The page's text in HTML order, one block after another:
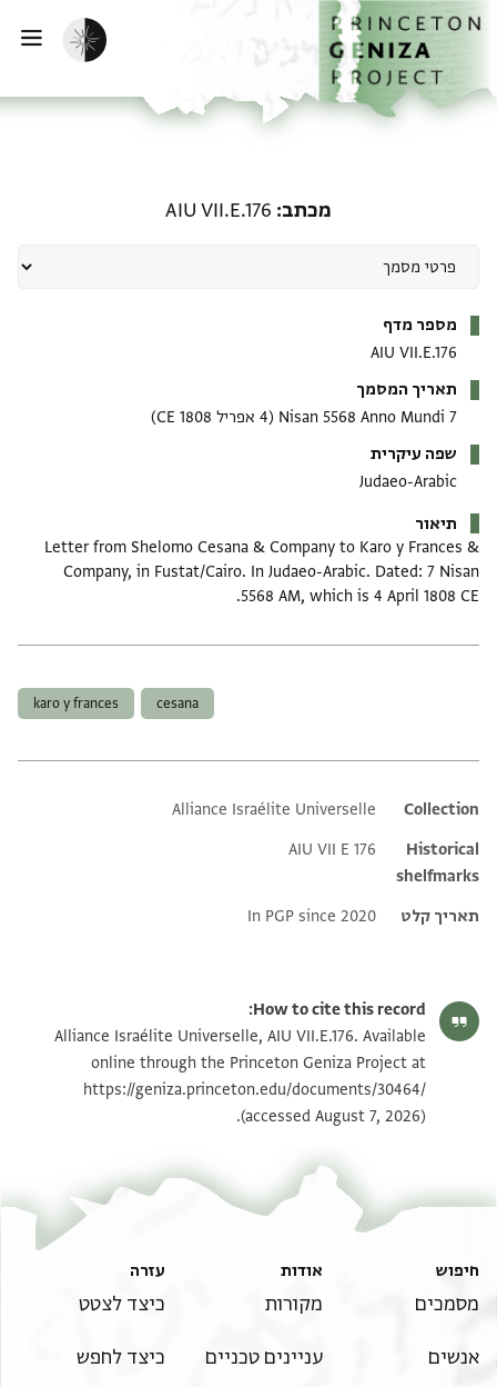
דילוג לתוכן
דף הבית
הפעלת מצב כהה
מכתב AIU VII.E.176
מספר מדף
AIU VII.E.176
תאריך המסמך
7 Nisan 5568 Anno Mundi
(4 אפריל 1808 CE)
שפה עיקרית
Judaeo-Arabic
תיאור
Letter from Shelomo Cesana & Company to Karo y Frances &
Company, in Fustat/Cairo. In Judaeo-Arabic. Dated: 7 Nisan
5568 AM, which is 4 April 1808 CE.
cesana
karo y frances
Additional metadata
Collection
Alliance Israélite Universelle
Historical
shelfmarks
AIU VII E 176
תאריך קלט In PGP since 2020
How to cite this record:
Alliance Israélite Universelle, AIU VII.E.176. Available
online through the Princeton Geniza Project at
https://geniza.princeton.edu/documents/30464/
(accessed August 7, 2026).
חיפוש
מסמכים
אנשים
אודות
מקורות
עניינים טכניים
עזרה
כיצד לצטט
כיצד לחפש